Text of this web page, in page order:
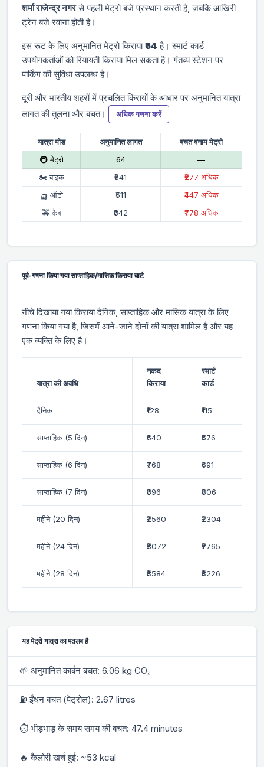
शर्मा राजेन्द्र नगरसे पहली मेट्रोबजे प्रस्थान करती है, जबकि आखिरी
ट्रेनबजे रवाना होती है।
इस रूट के लिए अनुमानित मेट्रो किराया₹64 है। स्मार्ट कार्ड
उपयोगकर्ताओं को रियायती किराया मिल सकता है। गंतव्य स्टेशन पर
पार्किंग की सुविधा उपलब्ध है।
दूरी और भारतीय शहरों में प्रचलित किरायों के आधार पर अनुमानित यात्रा
लागत की तुलना और बचत।
अधिक गणना करें
यात्रा मोड अनुमानित लागत
बचत बनाम मेट्रो
🚇 मेट्रो
₹64
—
🏍 बाइक
₹341
₹277 अधिक
🛺 ऑटो
₹511
₹447 अधिक
🚕 कैब
₹842 ₹778 अधिक
पूर्व-गणना किया गया साप्ताहिक/मासिक किराया चार्ट
नीचे दिखाया गया किराया दैनिक, साप्ताहिक और मासिक यात्रा के लिए
गणना किया गया है, जिसमें आने-जाने दोनों की यात्रा शामिल है और यह
एक व्यक्ति के लिए है।
यात्रा की अवधि
नकद
किराया
स्मार्ट
कार्ड
दैनिक ₹128 ₹115
साप्ताहिक (5 दिन) ₹640 ₹576
साप्ताहिक (6 दिन) ₹768 ₹691
साप्ताहिक (7 दिन) ₹896 ₹806
महीने (20 दिन) ₹2560 ₹2304
महीने (24 दिन) ₹3072 ₹2765
महीने (28 दिन) ₹3584 ₹3226
यह मेट्रो यात्रा का मतलब है
🌱 अनुमानित कार्बन बचत: 6.06 kg CO₂
⛽ ईंधन बचत (पेट्रोल): 2.67 litres
⏱ भीड़भाड़ के समय समय की बचत: 47.4 minutes
🔥 कैलोरी खर्च हुई: ~53 kcal